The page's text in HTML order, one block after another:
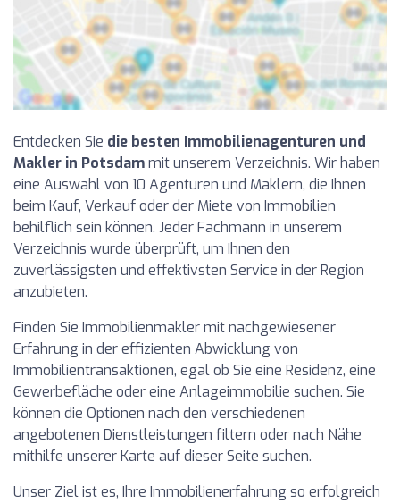
Entdecken Sie die besten Immobilienagenturen und
Makler in Potsdammit unserem Verzeichnis. Wir haben
eine Auswahl von 10 Agenturen und Maklern, die Ihnen
beim Kauf, Verkauf oder der Miete von Immobilien
behilflich sein können. Jeder Fachmann in unserem
Verzeichnis wurde überprüft, um Ihnen den
zuverlässigsten und effektivsten Service in der Region
anzubieten.
Finden Sie Immobilienmakler mit nachgewiesener
Erfahrung in der effizienten Abwicklung von
Immobilientransaktionen, egal ob Sie eine Residenz, eine
Gewerbefläche oder eine Anlageimmobilie suchen. Sie
können die Optionen nach den verschiedenen
angebotenen Dienstleistungen filtern oder nach Nähe
mithilfe unserer Karte auf dieser Seite suchen.
Unser Ziel ist es, Ihre Immobilienerfahrung so erfolgreich